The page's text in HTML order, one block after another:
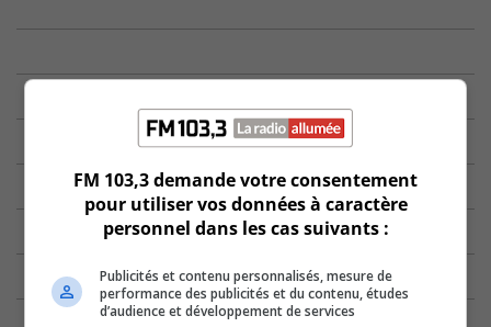
FM 103,3 demande votre consentement
pour utiliser vos données à caractère
personnel dans les cas suivants :
Publicités et contenu personnalisés, mesure de
performance des publicités et du contenu, études
d’audience et développement de services